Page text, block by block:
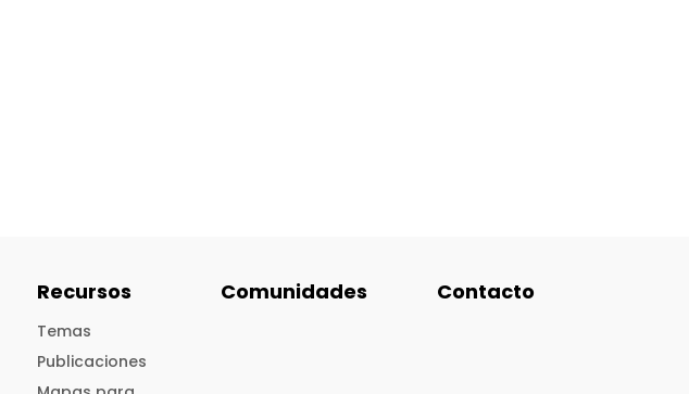
Recursos
Temas
Publicaciones
Comunidades Contacto